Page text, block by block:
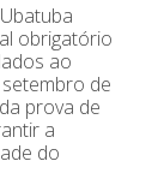
obrigatório
ao
de
prova de
a
do